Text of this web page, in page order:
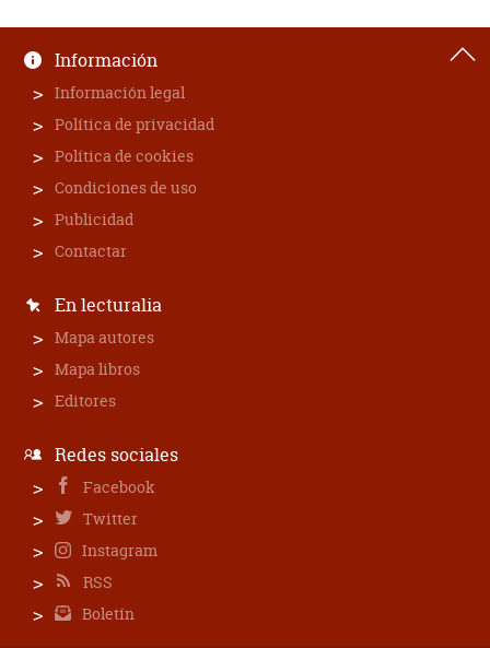
Información
Información legal
Política de privacidad
Política de cookies
Condiciones de uso
Publicidad
Contactar
En lecturalia
Mapa autores
Mapa libros
Editores
Redes sociales
Facebook
Twitter
Instagram
RSS
Boletín